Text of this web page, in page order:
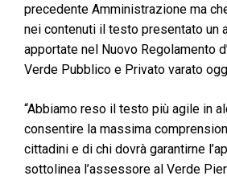
precedente Amministrazione ma
nei contenuti il testo presentato un
apportate nel Nuovo Regolamento
Verde Pubblico e Privato varato
“Abbiamo reso il testo più agile in
consentire la massima
cittadini e di chi dovrà garantirne
sottolinea l’assessore al Verde